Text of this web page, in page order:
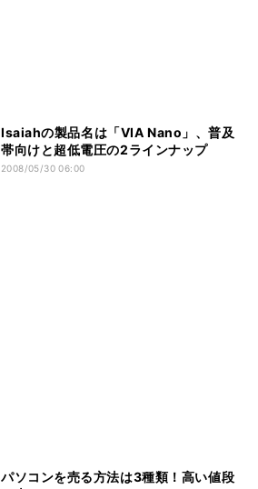
Isaiahの製品名は「VIA Nano」、普及
帯向けと超低電圧の2ラインナップ
2008/05/30 06:00
パソコンを売る方法は3種類！高い値段